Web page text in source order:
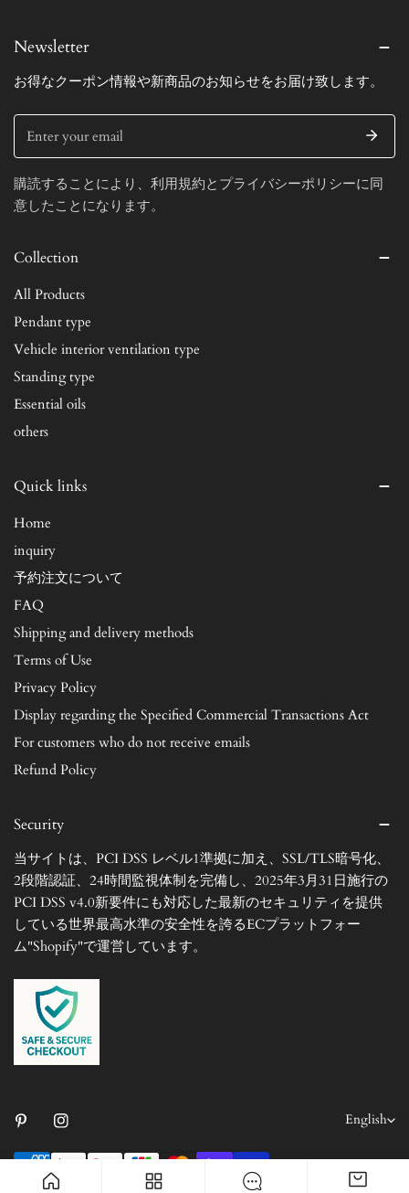
Newsletter
お得なクーポン情報や新商品のお知らせをお届け致します。
購読することにより、利用規約とプライバシーポリシーに同
意したことになります。
Collection
All Products
Pendant type
Vehicle interior ventilation type
Standing type
Essential oils
others
Quick links
Home
inquiry
予約注文について
FAQ
Shipping and delivery methods
Terms of Use
Privacy Policy
Display regarding the Specified Commercial Transactions Act
For customers who do not receive emails
Refund Policy
Security
当サイトは、PCI DSS レベル1準拠に加え、SSL/TLS暗号化、
2段階認証、24時間監視体制を完備し、2025年3月31日施行の
PCI DSS v4.0新要件にも対応した最新のセキュリティを提供
している世界最高水準の安全性を誇るECプラットフォー
ム"Shopify"で運営しています。
L
n
English
© 2026, .Powered by Shopify
Payment
methods